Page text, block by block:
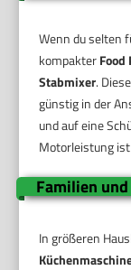
Wenn du selten
kompakterFood
Stabmixer.
günstig in der
und auf eine
Motorleistung
Familien
In größeren